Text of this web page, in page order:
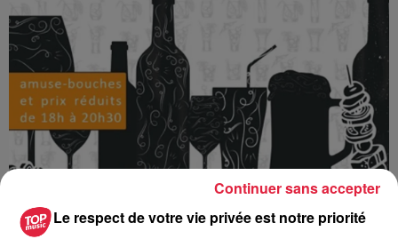
Ajouter à votre calendrier
Le respect de votre vie privée est notre priorité
Continuer sans accepter